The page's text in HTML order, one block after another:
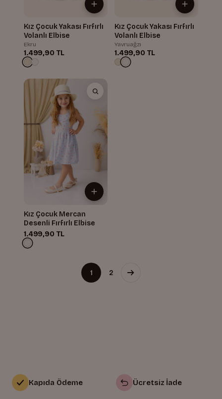
Kız Çocuk Yakası Fırfırlı
Volanlı Elbise
Ekru
1.499,90 TL
Kız Çocuk Yakası Fırfırlı
Volanlı Elbise
Yavruağzı
1.499,90 TL
Kız Çocuk Mercan
Desenli Fırfırlı Elbise
1.499,90 TL
1 2
Kapıda Ödeme Ücretsiz İade